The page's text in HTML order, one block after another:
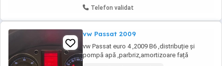
Telefon validat
vw Passat 2009
vw Passat euro 4 ,2009 B6 ,distribuție și
pompă apă ,parbriz,amortizoare față